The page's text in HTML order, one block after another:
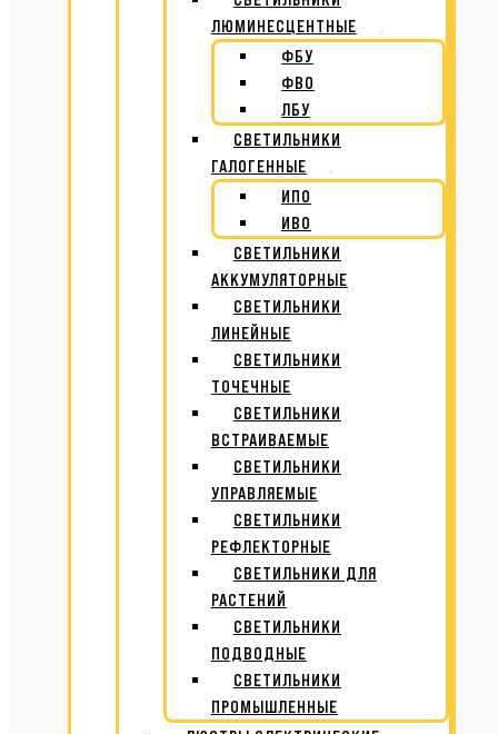
ЛЮМИНЕСЦЕНТНЫЕ
ФБУ
ФВО
ЛБУ
СВЕТИЛЬНИКИ
ГАЛОГЕННЫЕ
ИПО
ИВО
СВЕТИЛЬНИКИ
АККУМУЛЯТОРНЫЕ
СВЕТИЛЬНИКИ
ЛИНЕЙНЫЕ
СВЕТИЛЬНИКИ
ТОЧЕЧНЫЕ
СВЕТИЛЬНИКИ
ВСТРАИВАЕМЫЕ
СВЕТИЛЬНИКИ
УПРАВЛЯЕМЫЕ
СВЕТИЛЬНИКИ
РЕФЛЕКТОРНЫЕ
СВЕТИЛЬНИКИ ДЛЯ
РАСТЕНИЙ
СВЕТИЛЬНИКИ
ПОДВОДНЫЕ
СВЕТИЛЬНИКИ
ПРОМЫШЛЕННЫЕ